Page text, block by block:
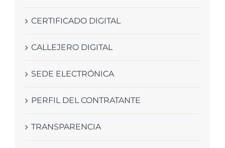
CERTIFICADO DIGITAL
CALLEJERO DIGITAL
SEDE ELECTRÓNICA
PERFIL DEL CONTRATANTE
TRANSPARENCIA